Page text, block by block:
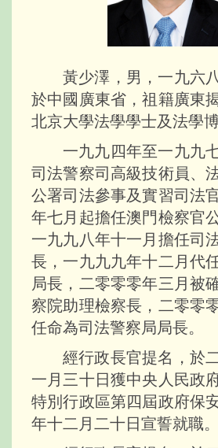
黃少澤，男，一九六
於中國廣東省，祖籍廣東
北京大學法學學士及法學博
一九九四年至一九九
司法警察司高級技術員、
公署司法參事及實習司法
年七月起擔任澳門檢察官
一九九八年十一月擔任司
長，一九九九年十二月代
局長，二零零零年三月被
察院助理檢察長，二零零
任命為司法警察局局長。
經行政長官提名，於
一月三十日獲中央人民政
特別行政區第四屆政府保
年十二月二十日宣誓就職。